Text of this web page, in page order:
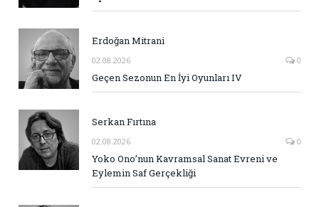
Erdoğan Mitrani
02.08.2026 0
Geçen Sezonun En İyi Oyunları IV
Serkan Fırtına
02.08.2026 0
Yoko Ono’nun Kavramsal Sanat Evreni ve
Eylemin Saf Gerçekliği